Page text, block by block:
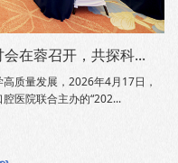
在蓉召开，共探科...
质量发展，2026年4月17日，
医院联合主办的“202...